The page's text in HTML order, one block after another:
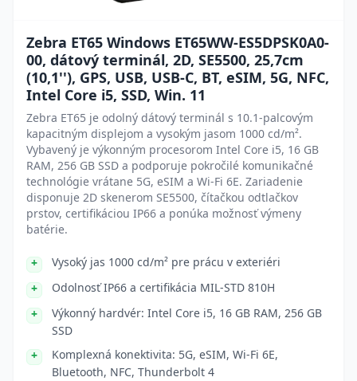
Zebra ET65 Windows ET65WW-ES5DPSK0A0-
00, dátový terminál, 2D, SE5500, 25,7cm
(10,1''), GPS, USB, USB-C, BT, eSIM, 5G, NFC,
Intel Core i5, SSD, Win. 11
Zebra ET65 je odolný dátový terminál s 10.1-palcovým
kapacitným displejom a vysokým jasom 1000 cd/m².
Vybavený je výkonným procesorom Intel Core i5, 16 GB
RAM, 256 GB SSD a podporuje pokročilé komunikačné
technológie vrátane 5G, eSIM a Wi-Fi 6E. Zariadenie
disponuje 2D skenerom SE5500, čítačkou odtlačkov
prstov, certifikáciou IP66 a ponúka možnosť výmeny
batérie.
Vysoký jas 1000 cd/m² pre prácu v exteriéri
Odolnosť IP66 a certifikácia MIL-STD 810H
Výkonný hardvér: Intel Core i5, 16 GB RAM, 256 GB
SSD
Komplexná konektivita: 5G, eSIM, Wi-Fi 6E,
Bluetooth, NFC, Thunderbolt 4